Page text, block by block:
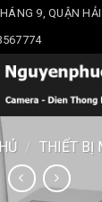
9, QUẬN
/ THIẾT BỊ